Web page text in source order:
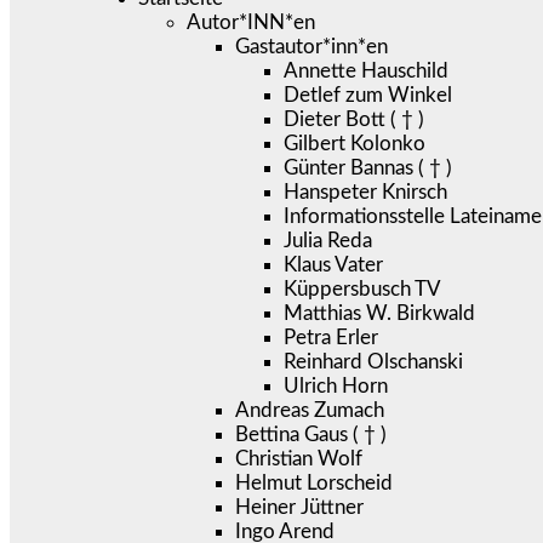
Autor*INN*en
Gastautor*inn*en
Annette Hauschild
Detlef zum Winkel
Dieter Bott ( † )
Gilbert Kolonko
Günter Bannas ( † )
Hanspeter Knirsch
Informationsstelle
Julia Reda
Klaus Vater
Küppersbusch TV
Matthias W. Birkwald
Petra Erler
Reinhard Olschanski
Ulrich Horn
Andreas Zumach
Bettina Gaus ( † )
Christian Wolf
Helmut Lorscheid
Heiner Jüttner
Ingo Arend